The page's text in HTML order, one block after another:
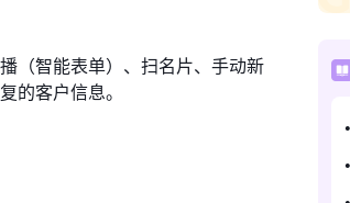
（智能表单）、扫名片、手动新
的客户信息。